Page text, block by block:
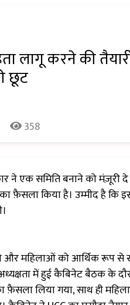
लागू करने की
छूट
358
ने एक समिति बनाने को
का फ़ैसला किया है। उम्मीद है
और महिलाओं को आर्थिक रूप
में हुई कैबिनेट बैठक के
लिया गया, साथ ही